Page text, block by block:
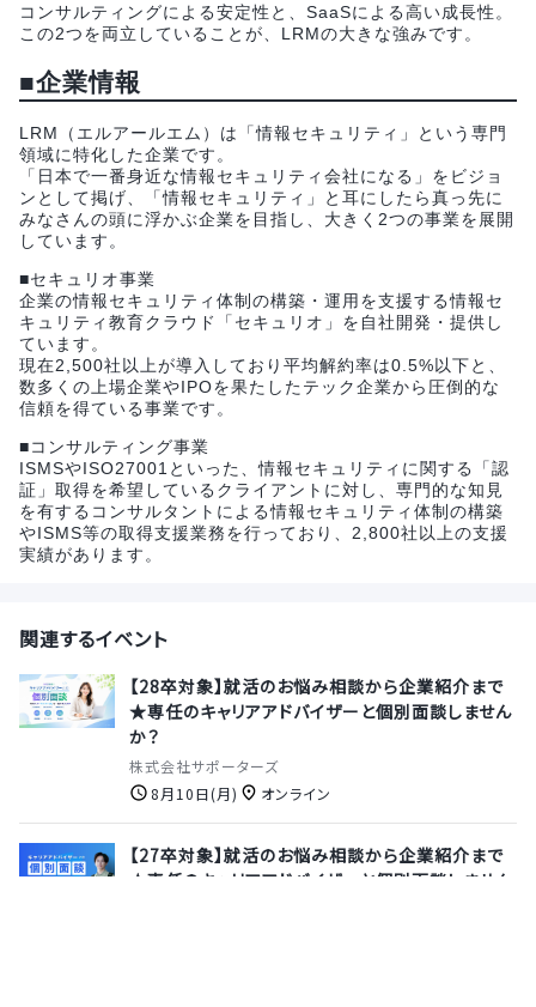
コンサルティングによる安定性と、SaaSによる高い成長性。
この2つを両立していることが、LRMの大きな強みです。
■企業情報
LRM（エルアールエム）は「情報セキュリティ」という専門
領域に特化した企業です。
「日本で一番身近な情報セキュリティ会社になる」をビジョ
ンとして掲げ、「情報セキュリティ」と耳にしたら真っ先に
みなさんの頭に浮かぶ企業を目指し、大きく2つの事業を展開
しています。
■セキュリオ事業
企業の情報セキュリティ体制の構築・運用を支援する情報セ
キュリティ教育クラウド「セキュリオ」を自社開発・提供し
ています。
現在2,500社以上が導入しており平均解約率は0.5%以下と、
数多くの上場企業やIPOを果たしたテック企業から圧倒的な
信頼を得ている事業です。
■コンサルティング事業
ISMSやISO27001といった、情報セキュリティに関する「認
証」取得を希望しているクライアントに対し、専門的な知見
を有するコンサルタントによる情報セキュリティ体制の構築
やISMS等の取得支援業務を行っており、2,800社以上の支援
実績があります。
関連するイベント
【28卒対象】就活のお悩み相談から企業紹介まで
★専任のキャリアアドバイザーと個別面談しません
か？
株式会社サポーターズ
8月10日(月)
オンライン
【27卒対象】就活のお悩み相談から企業紹介まで
★専任のキャリアアドバイザーと個別面談しません